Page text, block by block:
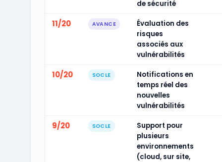
de sécurité
11/20 AVANCE
Évaluation des
risques
associés aux
vulnérabilités
10/20 SOCLE
Notifications en
temps réel des
nouvelles
vulnérabilités
9/20 SOCLE
Support pour
plusieurs
environnements
(cloud, sur site,